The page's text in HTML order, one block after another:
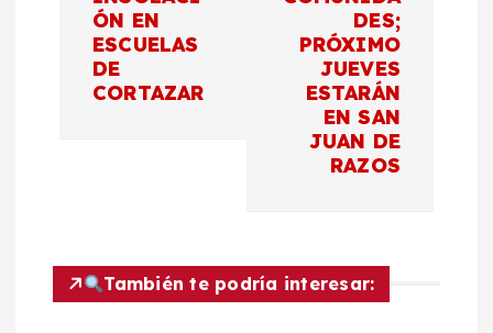
n
ÓN EN
ESCUELAS
DE
CORTAZAR
DES;
PRÓXIMO
JUEVES
ESTARÁN
EN SAN
JUAN DE
RAZOS
También te podría interesar: